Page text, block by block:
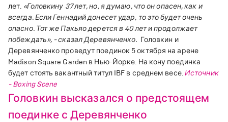
лет. «Головкину 37 лет, но, я думаю, что он опасен, как и
всегда. Если Геннадий донесет удар, то это будет очень
опасно. Тот же Пакьяо дерется в 40 лет и продолжает
побеждать», - сказал Деревянченко. Головкин и
Деревянченко проведут поединок 5 октября на арене
Madison Square Garden в Нью-Йорке. На кону поединка
будет стоять вакантный титул IBF в среднем весе.Источник
- Boxing Scene
Головкин высказался о предстоящем
поединке с Деревянченко